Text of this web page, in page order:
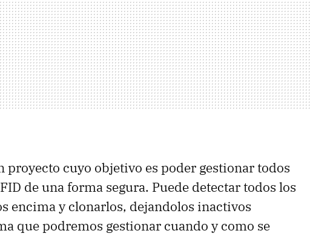
proyecto cuyo objetivo es poder gestionar todos
de una forma segura. Puede detectar todos los
encima y clonarlos, dejandolos inactivos
que podremos gestionar cuando y como se